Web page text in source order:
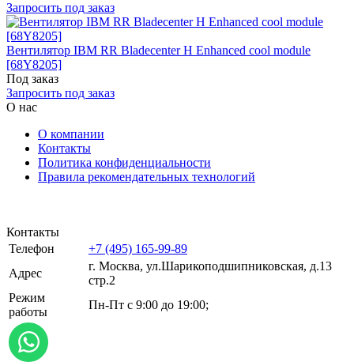
Запросить под заказ
Вентилятор IBM RR Bladecenter H Enhanced cool module
[68Y8205]
Под заказ
Запросить под заказ
О нас
О компании
Контакты
Политика конфиденциальности
Правила рекомендательных технологий
Контакты
Телефон
+7 (495) 165-99-89
Адрес
г. Москва, ул.​​Шарикоподшипниковская, д.13
стр.2
Режим
работы
Пн-Пт с 9:00 до 19:00;